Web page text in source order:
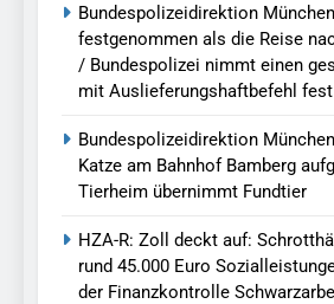
Bundespolizeidirektion
festgenommen als die Reise
/ Bundespolizei nimmt einen
mit Auslieferungshaftbefehl fest
Bundespolizeidirektion
Katze am Bahnhof Bamberg
Tierheim übernimmt Fundtier
HZA-R: Zoll deckt auf:
rund 45.000 Euro
der Finanzkontrolle